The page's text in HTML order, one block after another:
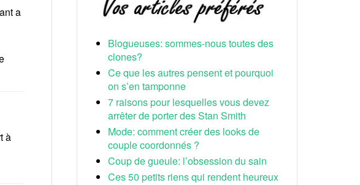
a
à
Blogueuses: sommes-nous toutes des
clones?
Ce que les autres pensent et pourquoi
on s’en tamponne
7 raisons pour lesquelles vous devez
arrêter de porter des Stan Smith
Mode: comment créer des looks de
couple coordonnés ?
Coup de gueule: l’obsession du sain
Ces 50 petits riens qui rendent heureux